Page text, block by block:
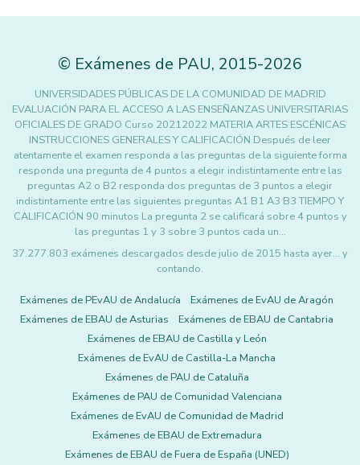
© Exámenes de PAU, 2015-2026
UNIVERSIDADES PÚBLICAS DE LA COMUNIDAD DE MADRID
EVALUACIÓN PARA EL ACCESO A LAS ENSEÑANZAS UNIVERSITARIAS
OFICIALES DE GRADO Curso 20212022 MATERIA ARTES ESCÉNICAS
INSTRUCCIONES GENERALES Y CALIFICACIÓN Después de leer
atentamente el examen responda a las preguntas de la siguiente forma
responda una pregunta de 4 puntos a elegir indistintamente entre las
preguntas A2 o B2 responda dos preguntas de 3 puntos a elegir
indistintamente entre las siguientes preguntas A1 B1 A3 B3 TIEMPO Y
CALIFICACIÓN 90 minutos La pregunta 2 se calificará sobre 4 puntos y
las preguntas 1 y 3 sobre 3 puntos cada un…
37.277.803 exámenes descargados desde julio de 2015 hasta ayer... y
contando.
Exámenes de PEvAU de Andalucía
Exámenes de EvAU de Aragón
Exámenes de EBAU de Asturias
Exámenes de EBAU de Cantabria
Exámenes de EBAU de Castilla y León
Exámenes de EvAU de Castilla-La Mancha
Exámenes de PAU de Cataluña
Exámenes de PAU de Comunidad Valenciana
Exámenes de EvAU de Comunidad de Madrid
Exámenes de EBAU de Extremadura
Exámenes de EBAU de Fuera de España (UNED)